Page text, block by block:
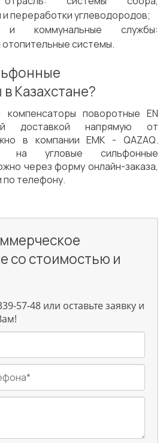
переработки углеводородов;
и коммунальные службы:
системы.
Казахстане?
компенсаторы поворотные EN
доставкой напрямую от
в компании ЕМК - QAZAQ.
на угловые сильфонные
через форму онлайн-заказа,
по телефону.
со стоимостью и
57-48 или оставьте заявку и